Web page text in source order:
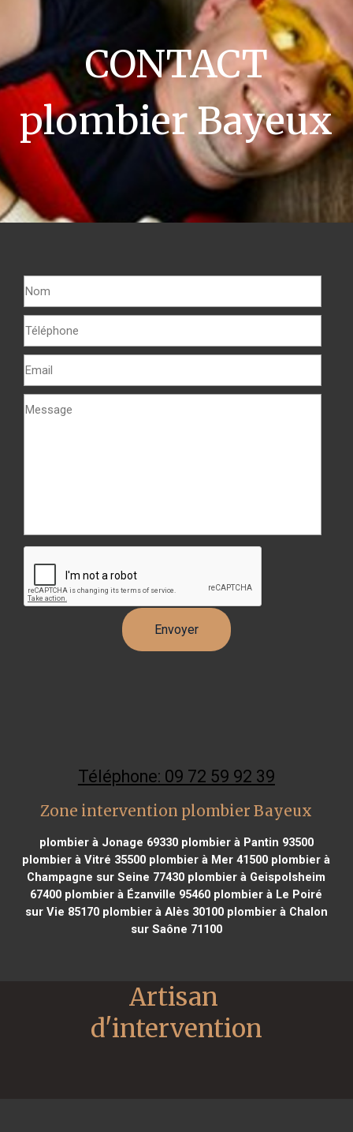
CONTACT
plombier Bayeux
Téléphone: 09 72 59 92 39
Zone intervention plombier Bayeux
plombier à Jonage 69330plombier à Pantin 93500
plombier à Vitré 35500 plombier à Mer 41500 plombier à
Champagne sur Seine 77430 plombier à Geispolsheim
67400 plombier à Ézanville 95460 plombier à Le Poiré
sur Vie 85170plombier à Alès 30100plombier à Chalon
sur Saône 71100
Artisan
d'intervention